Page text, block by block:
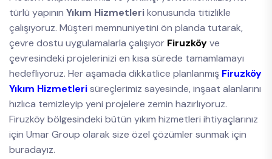
türlü yapının Yıkım Hizmetlerikonusunda titizlikle
çalışıyoruz. Müşteri memnuniyetini ön planda tutarak,
çevre dostu uygulamalarla çalışıyor Firuzköyve
çevresindeki projelerinizi en kısa sürede tamamlamayı
hedefliyoruz. Her aşamada dikkatlice planlanmış Firuzköy
Yıkım Hizmetlerisüreçlerimiz sayesinde, inşaat alanlarını
hızlıca temizleyip yeni projelere zemin hazırlıyoruz.
Firuzköy bölgesindeki bütün yıkım hizmetleri ihtiyaçlarınız
için Umar Group olarak size özel çözümler sunmak için
buradayız.